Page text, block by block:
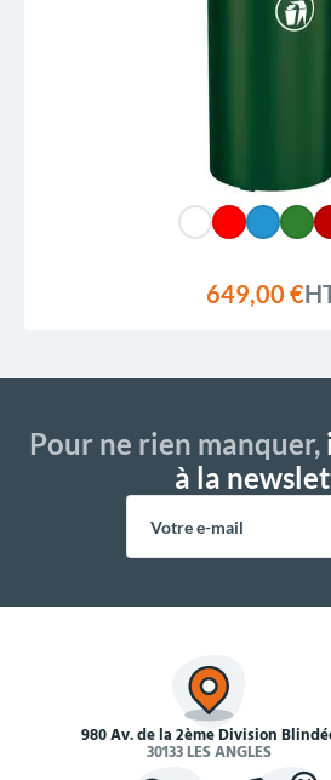
649,00 €
Pour ne rien manquer,
à la
980 Av. de la 2ème Division
30133 LES ANGLES